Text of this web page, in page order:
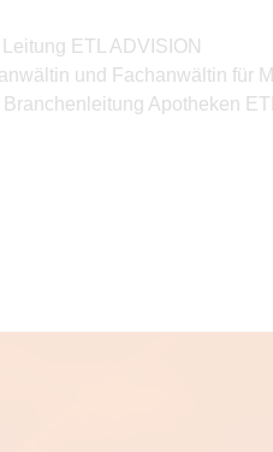
ETL ADVISION
und Fachanwältin für
Apotheken